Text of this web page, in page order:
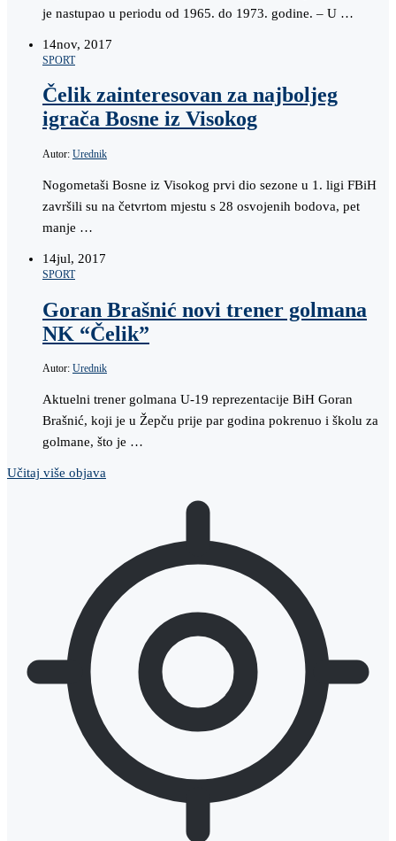
je nastupao u periodu od 1965. do 1973. godine. – U …
14nov, 2017
SPORT
Čelik zainteresovan za najboljeg
igrača Bosne iz Visokog
Autor: Urednik
Nogometaši Bosne iz Visokog prvi dio sezone u 1. ligi FBiH
završili su na četvrtom mjestu s 28 osvojenih bodova, pet
manje …
14jul, 2017
SPORT
Goran Brašnić novi trener golmana
NK “Čelik”
Autor: Urednik
Aktuelni trener golmana U-19 reprezentacije BiH Goran
Brašnić, koji je u Žepču prije par godina pokrenuo i školu za
golmane, što je …
Učitaj više objava